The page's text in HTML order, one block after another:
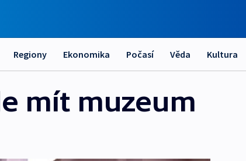
Regiony Ekonomika Počasí Věda Kultura
mít muzeum